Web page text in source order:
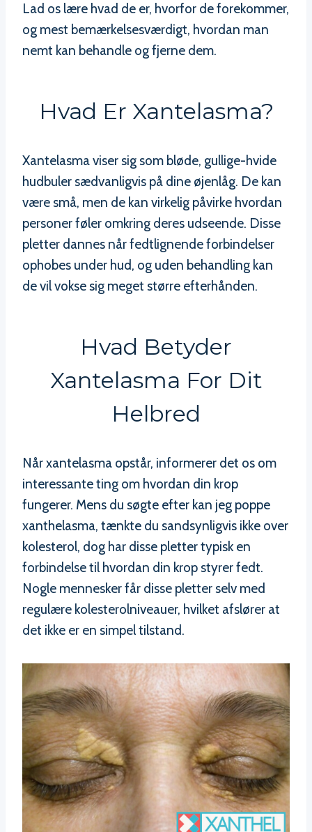
Lad os lære hvad de er, hvorfor de forekommer,
og mest bemærkelsesværdigt, hvordan man
nemt kan behandle og fjerne dem.
Hvad Er Xantelasma?
Xantelasma viser sig som bløde, gullige-hvide
hudbuler sædvanligvis på dine øjenlåg. De kan
være små, men de kan virkelig påvirke hvordan
personer føler omkring deres udseende. Disse
pletter dannes når fedtlignende forbindelser
ophobes under hud, og uden behandling kan
de vil vokse sig meget større efterhånden.
Hvad Betyder
Xantelasma For Dit
Helbred
Når xantelasma opstår, informerer det os om
interessante ting om hvordan din krop
fungerer. Mens du søgte efter kan jeg poppe
xanthelasma, tænkte du sandsynligvis ikke over
kolesterol, dog har disse pletter typisk en
forbindelse til hvordan din krop styrer fedt.
Nogle mennesker får disse pletter selv med
regulære kolesterolniveauer, hvilket afslører at
det ikke er en simpel tilstand.